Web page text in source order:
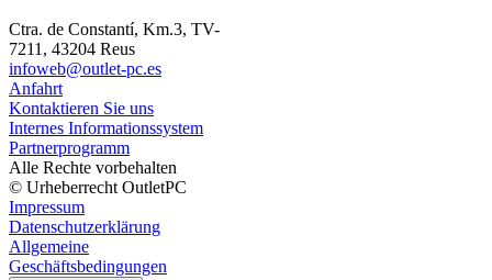
Ctra. de Constantí, Km.3, TV-
7211, 43204 Reus
infoweb@outlet-pc.es
Anfahrt
Kontaktieren Sie uns
Internes Informationssystem
Partnerprogramm
Alle Rechte vorbehalten
© Urheberrecht OutletPC
Impressum
Datenschutzerklärung
Allgemeine
Geschäftsbedingungen